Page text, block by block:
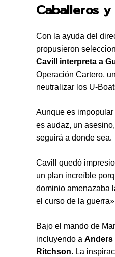
Caballeros
Con la ayuda del
propusieron
Cavill interpreta a
Operación Cartero,
neutralizar los U-
Aunque es
es audaz, un
seguirá a donde sea.
Cavill quedó
un plan increíble
dominio amenazaba
el curso de la
Bajo el mando de
incluyendo a Anders
Ritchson. La